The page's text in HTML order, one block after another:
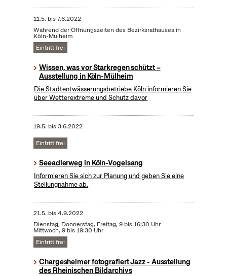
11.5. bis7.6.2022
Während der Öffnungszeiten des Bezirksrathauses in
Köln-Mülheim
Eintritt frei
Wissen, was vor Starkregen schützt –
Ausstellung in Köln-Mülheim
Die Stadtentwässerungsbetriebe Köln informieren Sie
über Wetterextreme und Schutz davor
19.5. bis3.6.2022
Eintritt frei
Seeadlerweg in Köln-Vogelsang
Informieren Sie sich zur Planung und geben Sie eine
Stellungnahme ab.
21.5. bis4.9.2022
Dienstag, Donnerstag, Freitag, 9 bis 16:30 Uhr
Mittwoch, 9 bis 19:30 Uhr
Eintritt frei
Chargesheimer fotografiert Jazz - Ausstellung
des Rheinischen Bildarchivs